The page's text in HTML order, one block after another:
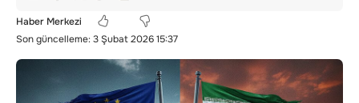
Son güncelleme: 3 Şubat 2026 15:37
Haber Merkezi